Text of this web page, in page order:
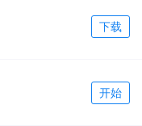
下载
开始